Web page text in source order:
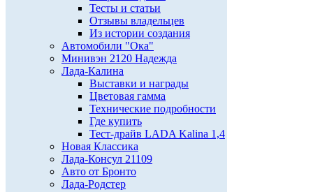
Тесты и статьи
Отзывы владельцев
Из истории создания
Автомобили "Ока"
Минивэн 2120 Надежда
Лада-Калина
Выставки и награды
Цветовая гамма
Технические подробности
Где купить
Тест-драйв LADA Kalina 1,4
Новая Классика
Лада-Консул 21109
Авто от Бронто
Лада-Родстер